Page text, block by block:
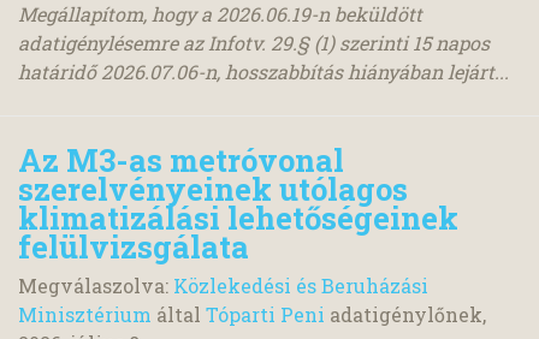
Megállapítom, hogy a 2026.06.19-n beküldött
adatigénylésemre az Infotv. 29.§ (1) szerinti 15 napos
határidő 2026.07.06-n, hosszabbítás hiányában lejárt...
Az M3-as metróvonal
szerelvényeinek utólagos
klimatizálási lehetőségeinek
felülvizsgálata
Megválaszolva: Közlekedési és Beruházási
Minisztérium által Tóparti Peni adatigénylőnek,